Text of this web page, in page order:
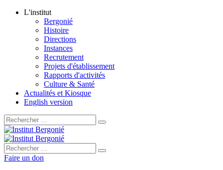
L'institut
Bergonié
Histoire
Directions
Instances
Recrutement
Projets d'établissement
Rapports d'activités
Culture & Santé
Actualités et Kiosque
English version
Rechercher :
Rechercher :
Faire un don